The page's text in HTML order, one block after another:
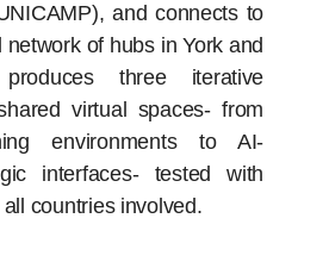
and connects to
of hubs in York and
three iterative
virtual spaces- from
environments to AI-
interfaces- tested with
countries involved.